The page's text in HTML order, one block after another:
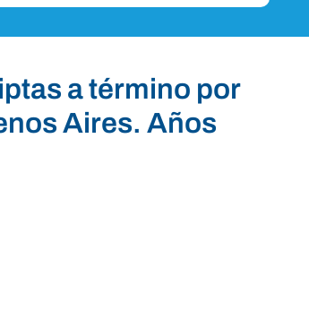
a término por
Aires. Años